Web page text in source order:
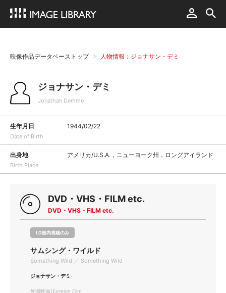
映像作品データベーストップ 人物情報：ジョナサン・デミ
ジョナサン・デミ
Jonathan Demme
生年月日
Date of Birth
1944/02/22
出身地
Birth Place
アメリカ/U.S.A.，ニューヨーク州，ロングアイランド
DVD・VHS・FILM etc.
DVD・VHS・FILM etc.
LD館内視聴のみ
サムシング・ワイルド
Something Wild ／ Something Wild
ジョナサン・デミ
外国映画/Foreign Film